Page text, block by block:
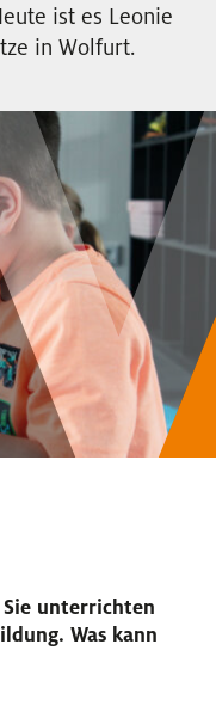
ist es Leonie
in Wolfurt.
unterrichten
Was kann